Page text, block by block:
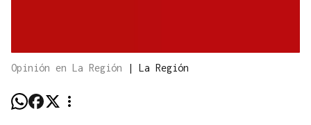
Opinión en La Región | La Región